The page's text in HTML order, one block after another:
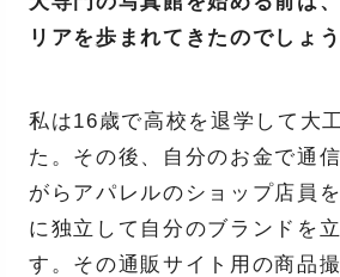
リアを歩まれてきたのでしょ
私は16歳で高校を退学して大
た。その後、自分のお金で通
がらアパレルのショップ店員
に独立して自分のブランドを
す。その通販サイト用の商品